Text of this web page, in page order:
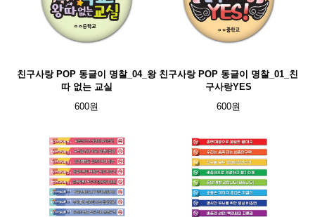
친구사랑 POP 동글이 명찰_04_왕
따 없는 교실
600원
친구사랑 POP 동글이 명찰_01_친
구사랑YES
600원